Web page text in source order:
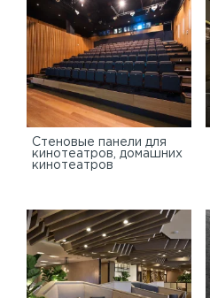
Стеновые панели для
кинотеатров, домашних
кинотеатров